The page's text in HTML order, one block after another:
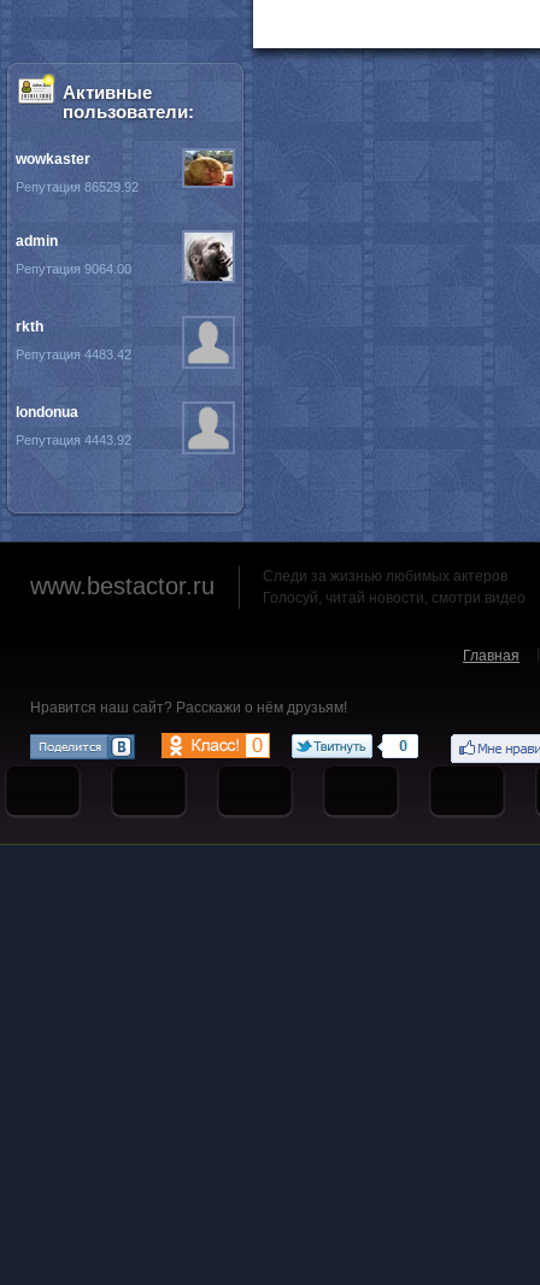
Активные
пользователи:
wowkaster
Репутация 86529.92
admin
Репутация 9064.00
rkth
Репутация 4483.42
londonua
Репутация 4443.92
www.bestactor.ru
Следи за жизнью любимых актеров
Голосуй, читай новости, смотри видео
Главная
Нравится наш сайт? Расскажи о нём друзьям!